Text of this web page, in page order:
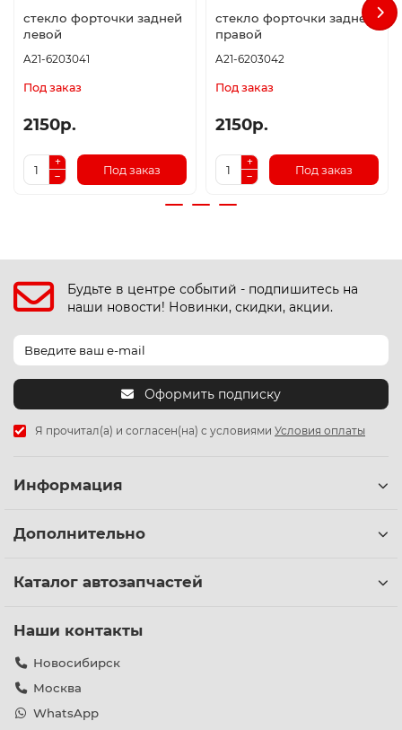
стекло форточки задней
левой
A21-6203041
Под заказ
2150р.
Под заказ
стекло форточки задней
правой
A21-6203042
Под заказ
2150р.
Под заказ
Будьте в центре событий - подпишитесь на
наши новости! Новинки, скидки, акции.
Оформить подписку
Я прочитал(а) и согласен(на) с условиями Условия оплаты
Информация
Дополнительно
Каталог автозапчастей
Наши контакты
Новосибирск
Москва
WhatsApp